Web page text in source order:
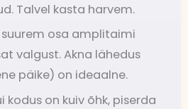
Talvel kasta harvem.
osa amplitaimi
valgust. Akna lähedus
päike) on ideaalne.
kodus on kuiv õhk, piserda